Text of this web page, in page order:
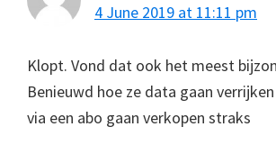
4 June 2019 at 11:11 pm
Klopt. Vond dat ook het meest
Benieuwd hoe ze data gaan
via een abo gaan verkopen straks